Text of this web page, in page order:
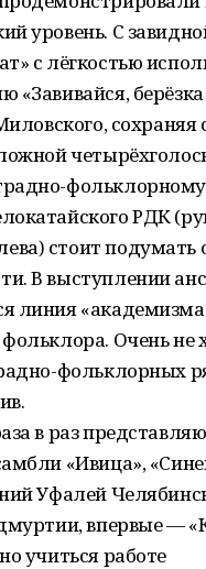
уровень. С
с лёгкостью
«Завивайся,
сохраняя
РДК
стоит подумать
В выступлении
линия
Очень не
фольклорных
в раз
«Ивица»,
Уфалей
впервые —
учиться работе